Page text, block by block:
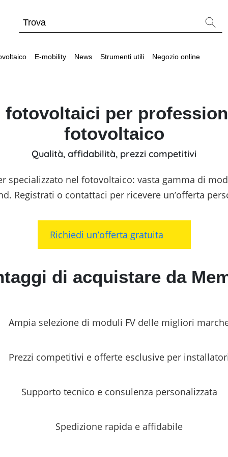
Webinar sul
Strumenti utili
Batterie compatibili con inverter fotovoltaici
Cataloghi Memodo su materiale fotovoltaico
Calcolatore di autoconsumo fotovoltaico
E-mobility
Strumenti utili
Wallbox e stazioni di ricarica per veicoli elettrici
News Strumenti utili Negozio online
fotovoltaici per
fotovoltaico
Qualità, affidabilità, prezzi competitivi
specializzato nel fotovoltaico: vasta gamma di
Registrati o contattaci per ricevere un’offerta
Richiedi un’offerta gratuita
di acquistare da
Ampia selezione di moduli FV delle migliori
Prezzi competitivi e offerte esclusive per installatori
Supporto tecnico e consulenza personalizzata
Spedizione rapida e affidabile